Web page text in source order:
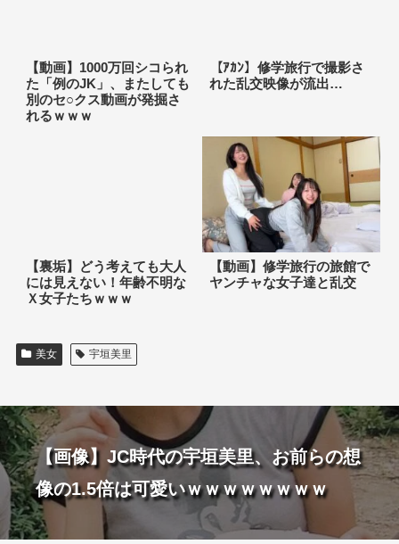
【動画】1000万回シコられ
た「例のJK」、またしても
別のセ○クス動画が発掘さ
れるｗｗｗ
【ｱｶﾝ】修学旅行で撮影さ
れた乱交映像が流出…
【裏垢】どう考えても大人
には見えない！年齢不明な
Ｘ女子たちｗｗｗ
【動画】修学旅行の旅館で
ヤンチャな女子達と乱交
美女 宇垣美里
【画像】JC時代の宇垣美里、お前らの想
像の1.5倍は可愛いｗｗｗｗｗｗｗｗ